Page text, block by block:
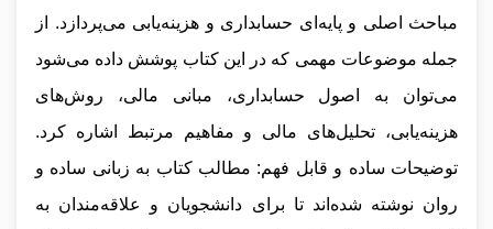
مباحث اصلی و پایه‌ای حسابداری و هزینه‌یابی می‌پردازد. از
جمله موضوعات مهمی که در این کتاب پوشش داده می‌شود
می‌توان به اصول حسابداری، مبانی مالی، روش‌های
هزینه‌یابی، تحلیل‌های مالی و مفاهیم مرتبط اشاره کرد.
توضیحات ساده و قابل فهم: مطالب کتاب به زبانی ساده و
روان نوشته شده‌اند تا برای دانشجویان و علاقه‌مندان به